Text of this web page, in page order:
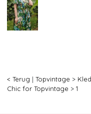
< Terug | Topvintage >
Chic for Topvintage > 1